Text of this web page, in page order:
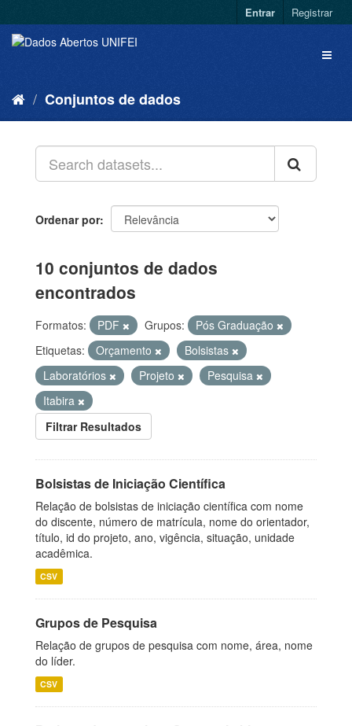
Entrar Registrar
Conjuntos de dados
Ordenar por
10 conjuntos de dados
encontrados
Formatos: PDF Grupos:
Pós Graduação
Etiquetas:
Orçamento
Bolsistas
Laboratórios
Projeto
Pesquisa
Itabira
Filtrar Resultados
Bolsistas de Iniciação Científica
Relação de bolsistas de iniciação científica com nome
do discente, número de matrícula, nome do orientador,
título, id do projeto, ano, vigência, situação, unidade
acadêmica.
CSV
Grupos de Pesquisa
Relação de grupos de pesquisa com nome, área, nome
do líder.
CSV